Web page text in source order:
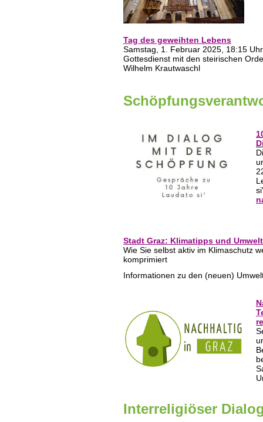
Tag des geweihten Lebens
Samstag, 1. Februar 2025, 18:15
Gottesdienst mit den steirischen
Wilhelm Krautwaschl
Stadt Graz: Klimatipps und
Wie Sie selbst aktiv im Klimaschutz
komprimiert
Informationen zu den (neuen)
Interreligiöser